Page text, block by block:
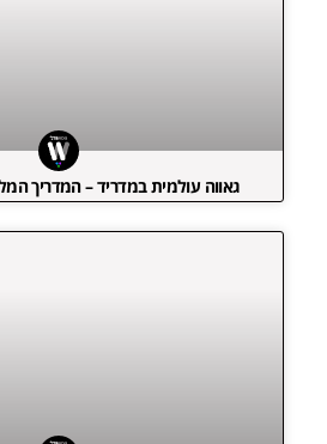
גאווה עולמית במדריד – המדריך